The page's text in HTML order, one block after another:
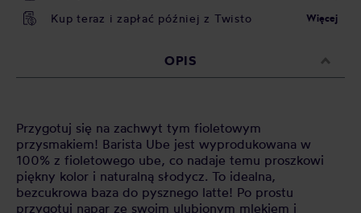
Kup teraz i zapłać później z Twisto Więcej
OPIS
Przygotuj się na zachwyt tym fioletowym
przysmakiem! Barista Ube jest wyprodukowana w
100% z fioletowego ube, co nadaje temu proszkowi
piękny kolor i naturalną słodycz. To idealna,
bezcukrowa baza do pysznego latte! Po prostu
przygotuj napar ze swoim ulubionym mlekiem i